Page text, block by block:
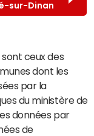
sur-Dinan
ceux des
dont les
par la
du ministère de
données par
de